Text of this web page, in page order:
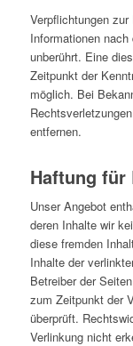
Verpflichtungen
Informationen
unberührt. Eine
Zeitpunkt der
möglich. Bei
entfernen.
Haftung für
Unser Angebot
deren Inhalte wir
diese fremden
Inhalte der
Betreiber der
zum Zeitpunkt der
überprüft.
Verlinkung nicht